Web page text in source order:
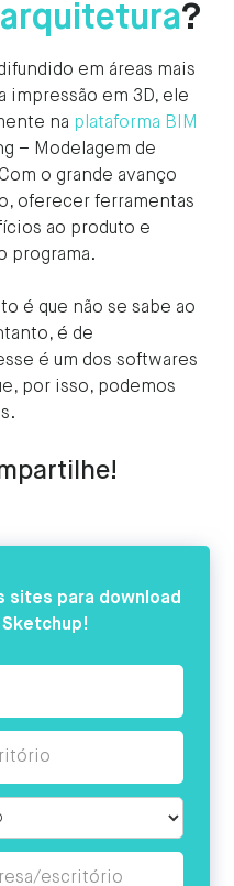
?
em áreas mais
impressão em 3D, ele
na plataforma BIM
– Modelagem de
o grande avanço
oferecer ferramentas
ao produto e
programa.
é que não se sabe ao
é de
é um dos softwares
por isso, podemos
sites para download